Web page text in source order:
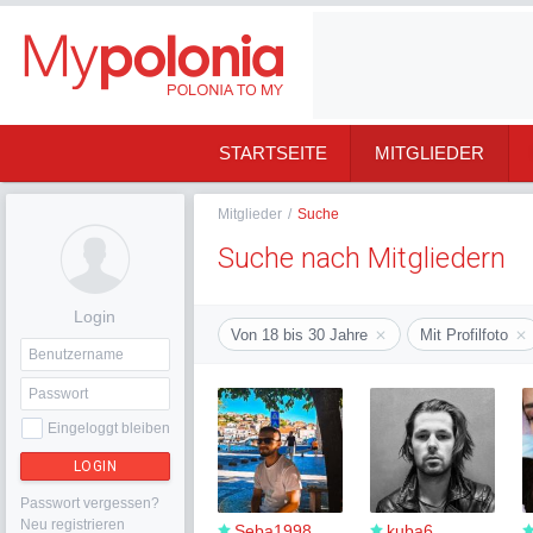
STARTSEITE MITGLIEDER
Login
Eingeloggt bleiben
LOGIN
Passwort vergessen?
Neu registrieren
Mitglieder / Suche
Suche nach Mitgliedern
Von 18 bis 30 Jahre Mit Profilfoto